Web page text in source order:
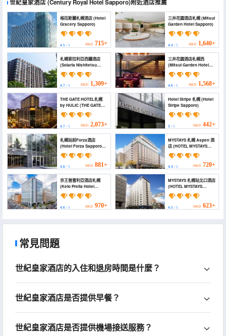
世紀皇家酒店(Century Royal Hotel Sapporo)附近酒店推薦
格拉斯麗札幌酒店 (Hotel
Gracery Sapporo)
4.5 / 5 HKD 715+
三井花園酒店札幌 (Mitsui
Garden Hotel Sapporo)
4.4/ 5 HKD 1,640+
札幌索拉利亞西鐵酒店
(Solaria Nishitetsu
Hotel Sapporo)
4.7 / 5 HKD 1,309+
三井花園酒店札幌西
(Mitsui Garden Hotel
Sapporo West)
4.6/ 5 HKD 1,568+
THE GATE HOTEL札幌
by HULIC (THE GATE
HOTEL SAPPORO by
HULIC)
4.7 / 5 HKD 2,073+
Hotel Stripe 札幌 (Hotel
Stripe Sapporo)
3/ 5 HKD 442+
札幌站前Forza酒店
(Hotel Forza Sapporo
Station)
4.6 / 5 HKD 881+
MYSTAYS 札幌 Aspen 酒
店 (HOTEL MYSTAYS
Sapporo Aspen)
4.4/ 5 HKD 720+
京王普雷利亞酒店札幌
(Keio Prelia Hotel
Sapporo)
4.6 / 5 HKD 970+
MYSTAYS 札幌站北口酒店
(HOTEL MYSTAYS
Sapporo Station)
4.5/ 5 HKD 623+
常見問題
世紀皇家酒店的入住和退房時間是什麼？
世紀皇家酒店是否提供早餐？
世紀皇家酒店是否提供機場接送服務？